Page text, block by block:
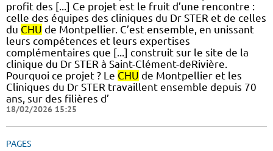
profit des [...] Ce projet est le fruit d’une rencontre :
celle des équipes des cliniques du Dr STER et de celles
du CHU de Montpellier. C’est ensemble, en unissant
leurs compétences et leurs expertises
complémentaires que [...] construit sur le site de la
clinique du Dr STER à Saint-Clément-deRivière.
Pourquoi ce projet ? Le CHU de Montpellier et les
Cliniques du Dr STER travaillent ensemble depuis 70
ans, sur des filières d’
18/02/2026 15:25
PAGES